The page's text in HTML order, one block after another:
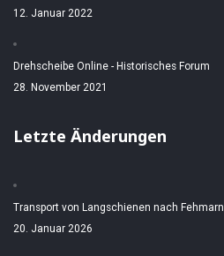
12. Januar 2022
Drehscheibe Online - Historisches Forum
28. November 2021
Letzte Änderungen
Transport von Langschienen nach Fehmarn
20. Januar 2026